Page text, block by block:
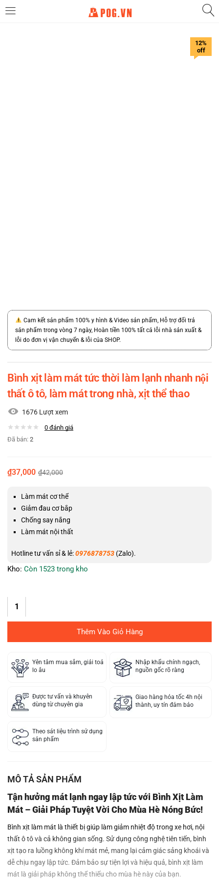
12%
off
Cam kết sản phẩm 100% y hình & Video sản phẩm, Hỗ trợ đổi trả
sản phẩm trong vòng 7 ngày, Hoàn tiền 100% tất cả lỗi nhà sản xuất &
lỗi do đơn vị vận chuyển & lỗi của SHOP.
Bình xịt làm mát tức thời làm lạnh nhanh nội
thất ô tô, làm mát trong nhà, xịt thể thao
1676 Lượt xem
0 đánh giá
Đã bán: 2
₫37,000 ₫42,000
Làm mát cơ thể
Giảm đau cơ bắp
Chống say nắng
Làm mát nội thất
Hotline tư vấn sỉ & lẻ:0976878753 (Zalo).
Kho: Còn 1523 trong kho
Thêm Vào Giỏ Hàng
Yên tâm mua sắm, giải toả
lo âu
Nhập khẩu chính ngạch,
nguồn gốc rõ ràng
Được tư vấn và khuyên
dùng từ chuyên gia
Giao hàng hỏa tốc 4h nội
thành, uy tín đảm bảo
Theo sát liệu trình sử dụng
sản phẩm
MÔ TẢ SẢN PHẨM
Tận hưởng mát lạnh ngay lập tức với Bình Xịt Làm
Mát – Giải Pháp Tuyệt Vời Cho Mùa Hè Nóng Bức!
Bình xịt làm mát là thiết bị giúp làm giảm nhiệt độ trong xe hơi, nội
thất ô tô và cả không gian sống. Sử dụng công nghệ tiên tiến, bình
xịt tạo ra luồng không khí mát mẻ, mang lại cảm giác sảng khoái và
dễ chịu ngay lập tức. Đảm bảo sự tiện lợi và hiệu quả, bình xịt làm
mát là giải pháp không thể thiếu cho mùa hè này của bạn.